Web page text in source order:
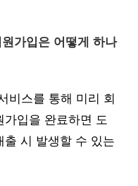
가입은 어떻게 하나
비스를 통해 미리 회
가입을 완료하면 도
출 시 발생할 수 있는